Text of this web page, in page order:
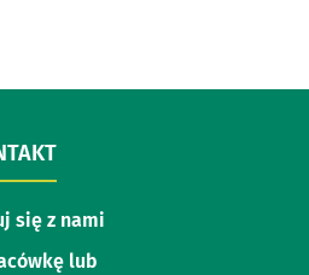
się z nami
lub